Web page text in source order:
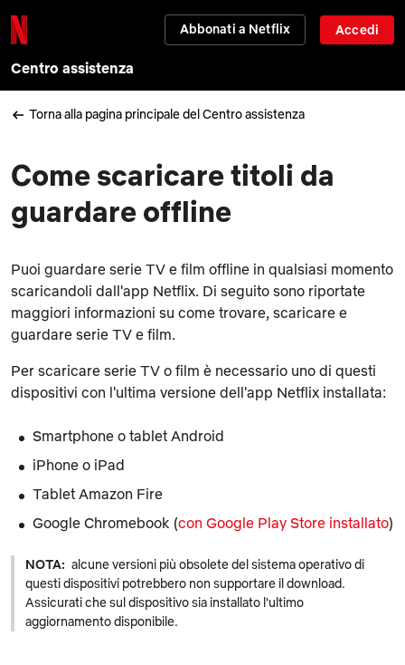
Abbonati a Netflix Accedi
Centro assistenza
Torna alla pagina principale del Centro assistenza
Come scaricare titoli da
guardare offline
Puoi guardare serie TV e film offline in qualsiasi momento
scaricandoli dall'app Netflix. Di seguito sono riportate
maggiori informazioni su come trovare, scaricare e
guardare serie TV e film.
Per scaricare serie TV o film è necessario uno di questi
dispositivi con l'ultima versione dell'app Netflix installata:
Smartphone o tablet Android
iPhone o iPad
Tablet Amazon Fire
Google Chromebook (con Google Play Store installato)
NOTA: alcune versioni più obsolete del sistema operativo di
questi dispositivi potrebbero non supportare il download.
Assicurati che sul dispositivo sia installato l'ultimo
aggiornamento disponibile.